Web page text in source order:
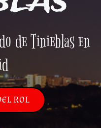
de Tinieblas en
ROL